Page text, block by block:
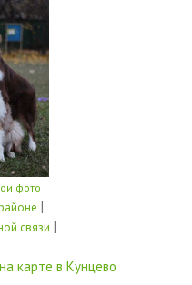
фото
|
связи |
карте в Кунцево